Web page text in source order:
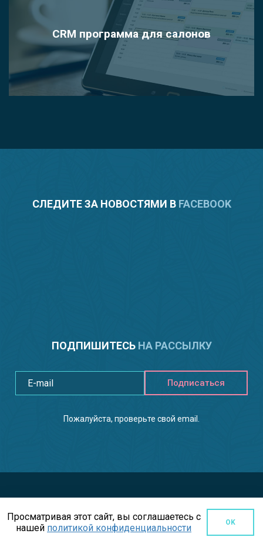
CRM программа для салонов
СЛЕДИТЕ ЗА НОВОСТЯМИ В FACEBOOK
ПОДПИШИТЕСЬ НА РАССЫЛКУ
Подписаться
Пожалуйста, проверьте свой email.
Просматривая этот сайт, вы соглашаетесь с
нашей политикой конфиденциальности OK